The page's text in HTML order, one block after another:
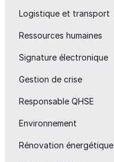
Logistique et transport
Ressources humaines
Signature électronique
Gestion de crise
Responsable QHSE
Environnement
Rénovation énergétique